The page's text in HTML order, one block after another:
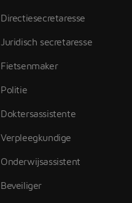
Directiesecretaresse
Juridisch secretaresse
Fietsenmaker
Politie
Doktersassistente
Verpleegkundige
Onderwijsassistent
Beveiliger